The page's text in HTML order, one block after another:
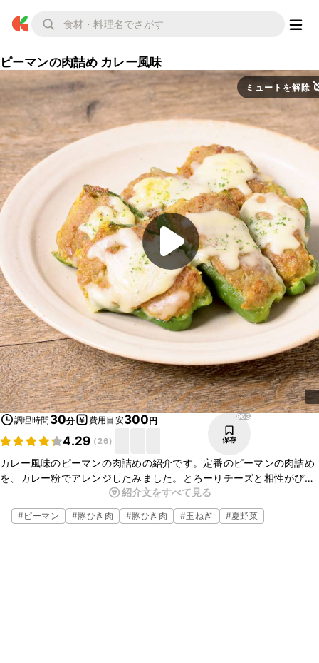
ピーマンの肉詰め カレー風味
ミュートを解除
調理時間 30分 費用目安300円
4.29 (26)
963
保存
カレー風味のピーマンの肉詰めの紹介です。定番のピーマンの肉詰め
を、カレー粉でアレンジしたみました。とろーりチーズと相性がぴっ
たりな一品ですよ。ぜひ作ってみてくださいね。
紹介文をすべて見る
#ピーマン #豚ひき肉 #豚ひき肉 #玉ねぎ #夏野菜